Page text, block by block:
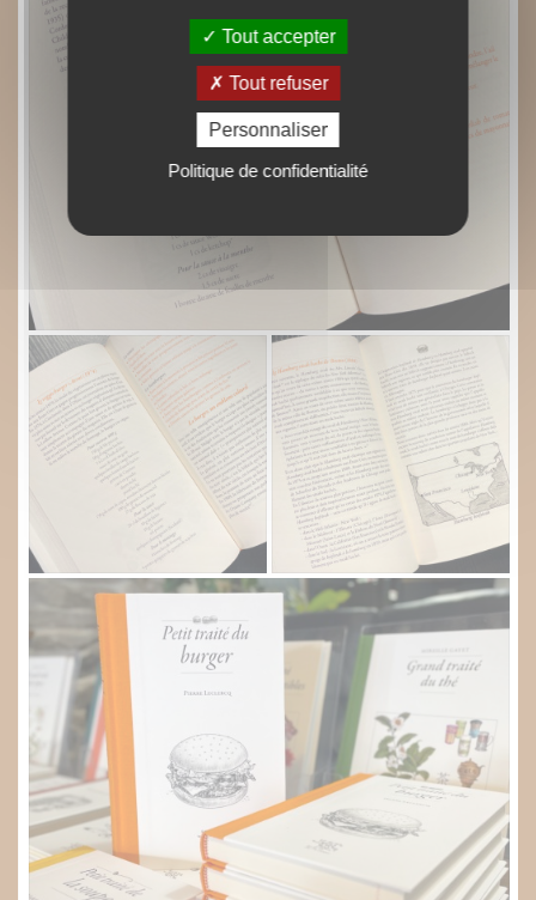
Tout accepter
Tout refuser
Personnaliser
Politique de confidentialité